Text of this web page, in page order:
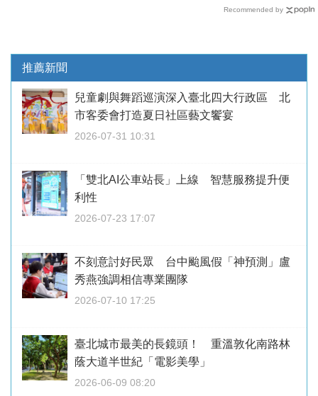
Recommended by
推薦新聞
兒童劇與舞蹈巡演深入臺北四大行政區 北
市客委會打造夏日社區藝文饗宴
2026-07-31 10:31
「雙北AI公車站長」上線 智慧服務提升便
利性
2026-07-23 17:07
不刻意討好民眾 台中颱風假「神預測」盧
秀燕強調相信專業團隊
2026-07-10 17:25
臺北城市最美的長鏡頭！ 重溫敦化南路林
蔭大道半世紀「電影美學」
2026-06-09 08:20